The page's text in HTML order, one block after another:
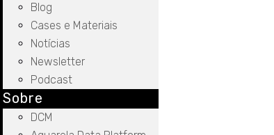
Blog
Cases e Materiais
Notícias
Newsletter
Podcast
Sobre
DCM